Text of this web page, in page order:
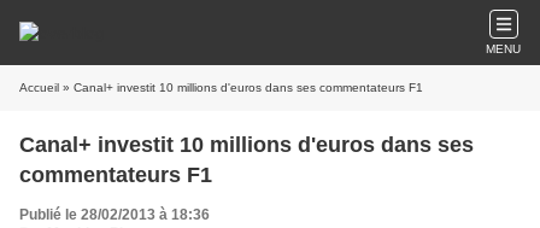
MENU
Accueil » Canal+ investit 10 millions d'euros dans ses commentateurs F1
Canal+ investit 10 millions d'euros dans ses
commentateurs F1
Publié le 28/02/2013 à 18:36